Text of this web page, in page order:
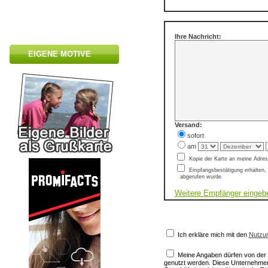
EIGENE MOTIVE
Ihre Nachricht:
Versand:
sofort
am
Kopie der Karte an meine
Empfangsbestätigung erhalten,
abgerufen wurde
Weitere Empfänger
Ich erkläre mich mit den
Meine Angaben dürfen von
genutzt werden. Diese